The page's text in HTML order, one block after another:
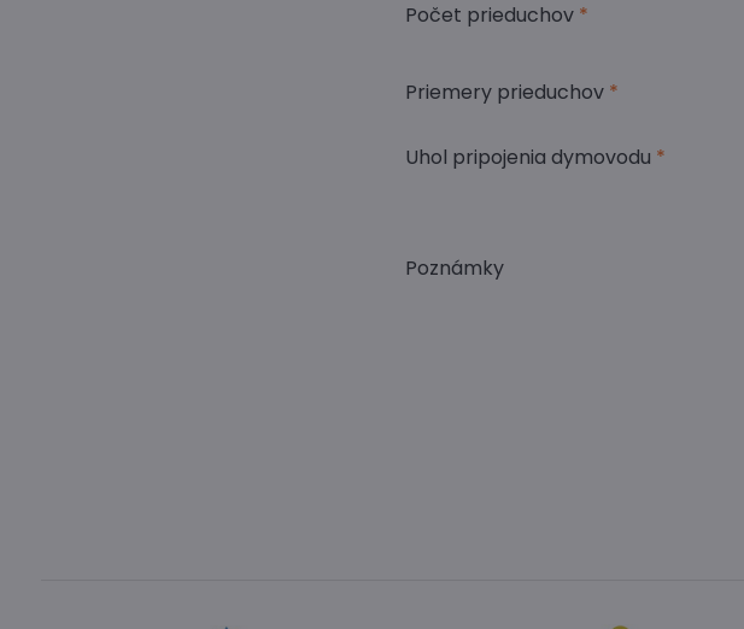
Počet prieduchov *
Priemery prieduchov *
Uhol pripojenia dymovodu *
Poznámky